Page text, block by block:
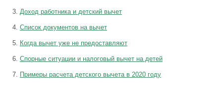
Доход работника и детский вычет
Список документов на вычет
Когда вычет уже не предоставляют
Спорные ситуации и налоговый вычет на детей
Примеры расчета детского вычета в 2020 году